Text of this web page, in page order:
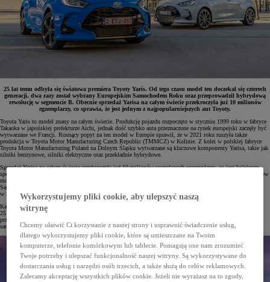
25 lat temu odbyła się światowa premiera Toyoty Yaris. Od tego czasu model ten doczekał się czterech
generacji, dwa razy został wybrany Europejskim Samochodem Roku oraz przeprowadził hybrydową
rewolucję w segmencie B. Obecnie sprzedaż Yarisa na całym świecie przekroczyła już 10 milionów
egzemplarzy, co sprawia, że jest jednym z najpopularniejszych aut Toyoty.
Toyota Yaris to model znany na całym świecie. Produkcję pojazdu rozpoczęto w styczniu 1999 roku w fabryce
Takaoka w japońskiej prefekturze Aichi, jednak dość szybko auta przeznaczone na rynek europejski zaczęły być
wytwarzane we Francji. Rosnący popyt na ten model w Europie sprawił, że w 2021 roku ruszyła także
produkcja w Toyota Motor Manufacturing Czech Republic (TMMCZ) w Kolinie. Z kolei w polskiej fabryce
Toyota Motor Manufacturing Poland na Dolnym Śląsku wytwarzane są kluczowe komponenty Yarisa, takie jak
silniki benzynowe, silniki elektryczne oraz przekładnie hybrydowe.
Sprzedaż Yarisa na całym świecie przekroczyła już 10 milionów sprzedanych egzemplarzy, co jest kolejnym
spektakularnym sukcesem Toyoty. Model cieszy się dużym uznaniem zarówno wśród klientów, jak i ekspertów
motoryzacyjnych. Ponadto jest to jedyne auto, które w XXI wieku dwa razy zdobyło tytuł Europejskiego
Samochodu Roku. Pierwsza generacja triumfowała w 2000 roku, a czwarta generacja powtórzyła ten sukces
w 2021 roku. Co ważne, każda kolejna wersja Yarisa była nominowana do tytułu Car of the Year.
Każda generacja miejskiego Yarisa może pochwalić się ważnymi innowacjami w segmencie. Na przestrzeni
25 lat dotyczyły one między innymi napędów, bezpieczeństwa, stylistyki oraz technologii projektowania
przestronnych wnętrz w kompaktowym nadwoziu, co w znacznym stopniu zrewolucjonizowało klasę
samochodów miejskich.
Wykorzystujemy pliki cookie, aby ulepszyć naszą
witrynę
Chcemy ułatwić Ci korzystanie z naszej strony i usprawnić świadczenie usług,
dlatego wykorzystujemy pliki cookie, które są umieszczane na Twoim
komputerze, telefonie komórkowym lub tablecie. Pomagają one nam zrozumieć
Twoje potrzeby i ulepszać funkcjonalność naszej witryny. Są wykorzystywane do
dostarczania usług i narzędzi osób trzecich, a także służą do celów reklamowych.
Zalecamy akceptację wszystkich plików cookie. Jeżeli nie wyrażasz na to zgody,